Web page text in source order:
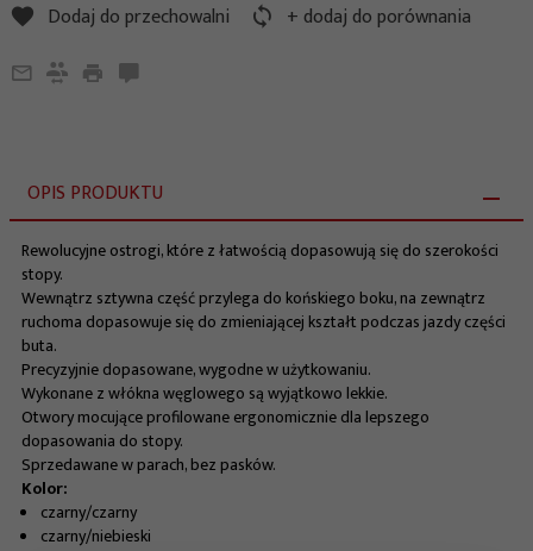
Dodaj do przechowalni + dodaj do porównania
OPIS PRODUKTU
Rewolucyjne ostrogi, które z łatwością dopasowują się do szerokości
stopy.
Wewnątrz sztywna część przylega do końskiego boku, na zewnątrz
ruchoma dopasowuje się do zmieniającej kształt podczas jazdy części
buta.
Precyzyjnie dopasowane, wygodne w użytkowaniu.
Wykonane z włókna węglowego są wyjątkowo lekkie.
Otwory mocujące profilowane ergonomicznie dla lepszego
dopasowania do stopy.
Sprzedawane w parach, bez pasków.
Kolor:
czarny/czarny
czarny/niebieski